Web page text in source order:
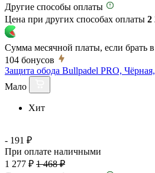
Другие способы оплаты
Цена при других способах оплаты 2
Сумма месячной платы, если брать
104 бонусов
Защита обода Bullpadel PRO,
Мало
Хит
- 191 ₽
При оплате наличными
1 277 ₽ 1 468 ₽